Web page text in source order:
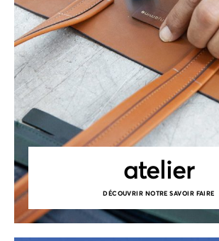
atelier
DÉCOUVRIR NOTRE SAVOIR FAIRE